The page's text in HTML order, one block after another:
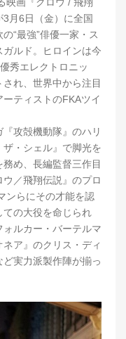
月6日（金）に全国
“最強”俳優一家・ス
ルド。ヒロインは今
秀エレクトロニッ
れ、世界中から注目
ティストのFKAツイ
攻殻機動隊』のハリ
・シェル』で脚光を
め、長編監督三作目
／飛翔伝説』のプロ
ンらにその才能を認
の大役を命じられ
ルカー・バーテルマ
ア』のクリス・ディ
実力派製作陣が揃っ